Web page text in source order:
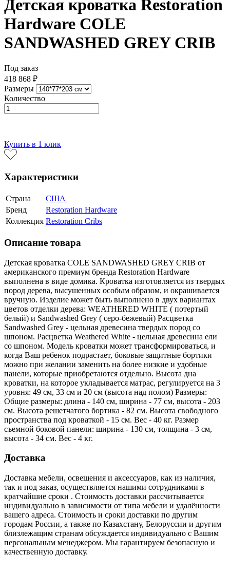
Детская кроватка Restoration
Hardware COLE
SANDWASHED GREY CRIB
Под заказ
418 868 ₽
Размеры
Количество
Купить в 1 клик
Характеристики
Страна
США
Бренд
Restoration Hardware
Коллекция Restoration Cribs
Описание товара
Детская кроватка COLE SANDWASHED GREY CRIB от
американского премиум бренда Restoration Hardware
выполнена в виде домика. Кроватка изготовляется из твердых
пород дерева, высушенных особым образом, и окрашивается
вручную. Изделие может быть выполнено в двух вариантах
цветов отделки дерева: WEATHERED WHITE ( потертый
белый) и Sandwashed Grey ( серо-бежевый) Расцветка
Sandwashed Grey - цельная древесина твердых пород со
шпоном. Расцветка Weathered White - цельная древесина ели
со шпоном. Модель кроватки может трансформироваться, и
когда Ваш ребенок подрастает, боковые защитные бортики
можно при желании заменить на более низкие и удобные
панели, которые приобретаются отдельно. Высота дна
кроватки, на которое укладывается матрас, регулируется на 3
уровня: 49 см, 33 см и 20 см (высота над полом) Размеры:
Общие размеры: длина - 140 см, ширина - 77 см, высота - 203
см. Высота решетчатого бортика - 82 см. Высота свободного
пространства под кроваткой - 15 см. Вес - 40 кг. Размер
съемной боковой панели: ширина - 130 см, толщина - 3 см,
высота - 34 см. Вес - 4 кг.
Доставка
Доставка мебели, освещения и аксессуаров, как из наличия,
так и под заказ, осуществляется нашими сотрудниками в
кратчайшие сроки . Стоимость доставки рассчитывается
индивидуально в зависимости от типа мебели и удалённости
вашего адреса. Стоимость и сроки доставки по другим
городам России, а также по Казахстану, Белоруссии и другим
близлежащим странам обсуждается индивидуально с Вашим
персональным менеджером. Мы гарантируем безопасную и
качественную доставку.